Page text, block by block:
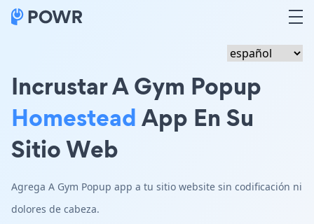
Incrustar A Gym Popup
HomesteadApp En Su
Sitio Web
Agrega A Gym Popup app a tu sitio website sin codificación ni
dolores de cabeza.